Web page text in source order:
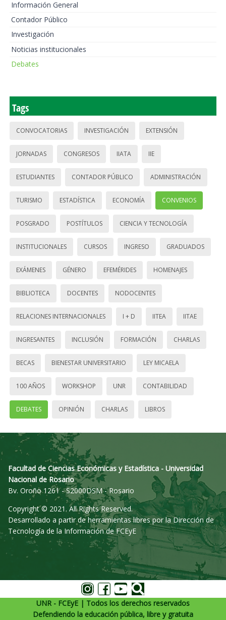
Información General
Contador Público
Investigación
Noticias institucionales
Debates
Tags
CONVOCATORIAS INVESTIGACIÓN EXTENSIÓN
JORNADAS CONGRESOS IIATA IIE
ESTUDIANTES CONTADOR PÚBLICO ADMINISTRACIÓN
TURISMO ESTADÍSTICA ECONOMÍA CONVENIOS
POSGRADO POSTÍTULOS CIENCIA Y TECNOLOGÍA
INSTITUCIONALES CURSOS INGRESO GRADUADOS
EXÁMENES GÉNERO EFEMÉRIDES HOMENAJES
BIBLIOTECA DOCENTES NODOCENTES
RELACIONES INTERNACIONALES I + D IITEA IITAE
INGRESANTES INCLUSIÓN FORMACIÓN CHARLAS
BECAS BIENESTAR UNIVERSITARIO LEY MICAELA
100 AÑOS WORKSHOP UNR CONTABILIDAD
DEBATES OPINIÓN CHARLAS LIBROS
Facultad de Ciencias Económicas y Estadística - Universidad
Nacional de Rosario
Bv. Oroño 1261 - S2000DSM - Rosario
Copyright © 2021. All Rights Reserved.
Desarrollado a partir de herramientas libres por la Dirección de
Tecnología de la Información de FCEyE
UNR - FCEyE | Todos los derechos reservados
Defendiendo la educación pública, libre y gratuita